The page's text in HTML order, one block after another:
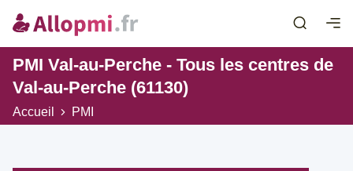
PMI Val-au-Perche - Tous les centres de
Val-au-Perche (61130)
Accueil PMI